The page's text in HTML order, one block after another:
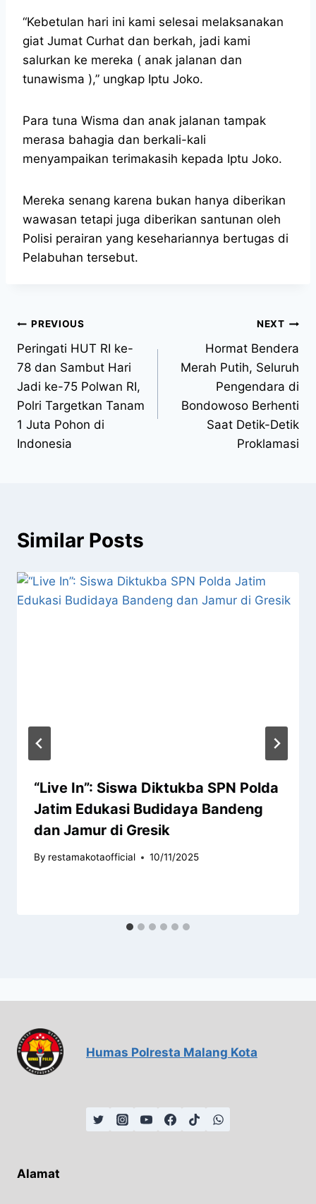
“Kebetulan hari ini kami selesai melaksanakan
giat Jumat Curhat dan berkah, jadi kami
salurkan ke mereka ( anak jalanan dan
tunawisma ),” ungkap Iptu Joko.
Para tuna Wisma dan anak jalanan tampak
merasa bahagia dan berkali-kali
menyampaikan terimakasih kepada Iptu Joko.
Mereka senang karena bukan hanya diberikan
wawasan tetapi juga diberikan santunan oleh
Polisi perairan yang kesehariannya bertugas di
Pelabuhan tersebut.
PREVIOUS
Peringati HUT RI ke-
78 dan Sambut Hari
Jadi ke-75 Polwan RI,
Polri Targetkan Tanam
1 Juta Pohon di
Indonesia
NEXT
Hormat Bendera
Merah Putih, Seluruh
Pengendara di
Bondowoso Berhenti
Saat Detik-Detik
Proklamasi
Similar Posts
“Live In”: Siswa Diktukba SPN Polda
Jatim Edukasi Budidaya Bandeng
dan Jamur di Gresik
By restamakotaofficial 10/11/2025
Humas Polresta Malang Kota
Alamat